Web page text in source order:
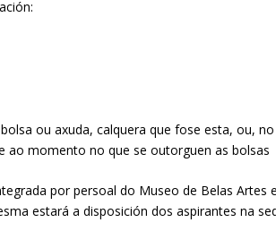
ou axuda, calquera que fose esta, ou, no
ao momento no que se outorguen as bolsas
por persoal do Museo de Belas Artes
estará a disposición dos aspirantes na